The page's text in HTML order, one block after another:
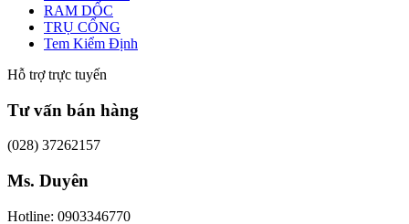
RAM DỐC
TRỤ CỔNG
Tem Kiểm Định
Hỗ trợ trực tuyến
Tư vấn bán hàng
(028) 37262157
Ms. Duyên
Hotline: 0903346770
QUỐC GIA - TP.HCM